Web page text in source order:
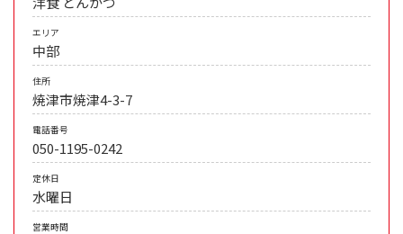
エリア
中部
住所
焼津市焼津4-3-7
電話番号
050-1195-0242
定休日
水曜日
営業時間